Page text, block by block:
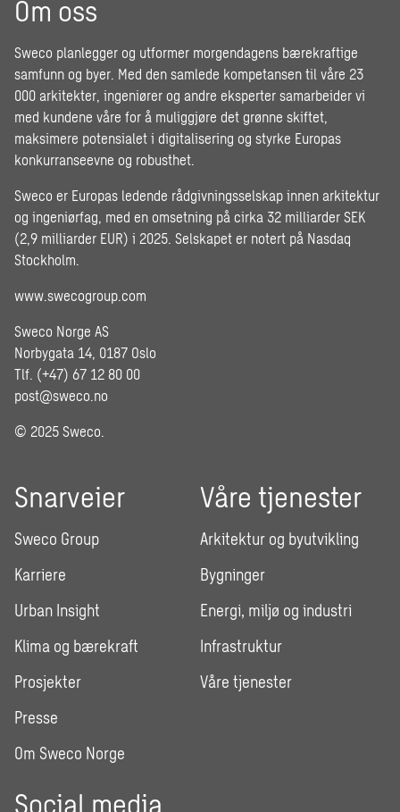
Om oss
Sweco planlegger og utformer morgendagens bærekraftige
samfunn og byer. Med den samlede kompetansen til våre 23
000 arkitekter, ingeniører og andre eksperter samarbeider vi
med kundene våre for å muliggjøre det grønne skiftet,
maksimere potensialet i digitalisering og styrke Europas
konkurranseevne og robusthet.
Sweco er Europas ledende rådgivningsselskap innen arkitektur
og ingeniørfag, med en omsetning på cirka 32 milliarder SEK
(2,9 milliarder EUR) i 2025. Selskapet er notert på Nasdaq
Stockholm.
www.swecogroup.com
Sweco Norge AS
Norbygata 14, 0187 Oslo
Tlf. (+47) 67 12 80 00
post@sweco.no
© 2025 Sweco.
Snarveier
Sweco Group
Karriere
Urban Insight
Klima og bærekraft
Prosjekter
Presse
Om Sweco Norge
Våre tjenester
Arkitektur og byutvikling
Bygninger
Energi, miljø og industri
Infrastruktur
Våre tjenester
Social media